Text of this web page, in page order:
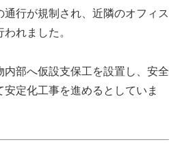
通行が規制され、近隣のオフィス
れました。
内部へ仮設支保工を設置し、安全
定化工事を進めるとしていま